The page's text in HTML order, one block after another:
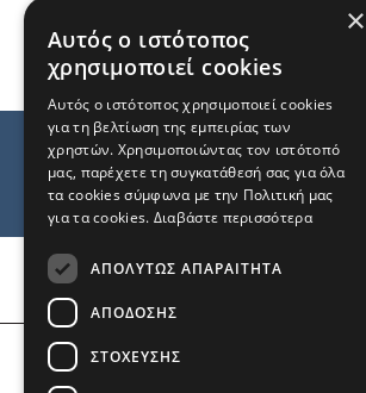
Αριθμός Πιστοποίησης
×
Αυτός ο ιστότοπος
χρησιμοποιεί cookies
Αυτός ο ιστότοπος χρησιμοποιεί cookies
για τη βελτίωση της εμπειρίας των
χρηστών. Χρησιμοποιώντας τον ιστότοπό
μας, παρέχετε τη συγκατάθεσή σας για όλα
τα cookies σύμφωνα με την Πολιτική μας
για τα cookies. Διαβάστε περισσότερα
ΑΠΟΛΎΤΩΣ ΑΠΑΡΑΊΤΗΤΑ
ΑΠΌΔΟΣΗΣ
ΣΤΌΧΕΥΣΗΣ